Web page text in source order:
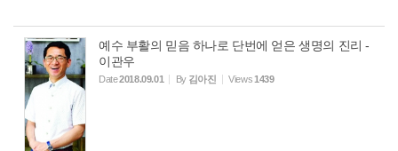
예수 부활의 믿음 하나로 단번에 얻은 생명의 진리 -
이관우
Date2018.09.01 By 김아진 Views1439